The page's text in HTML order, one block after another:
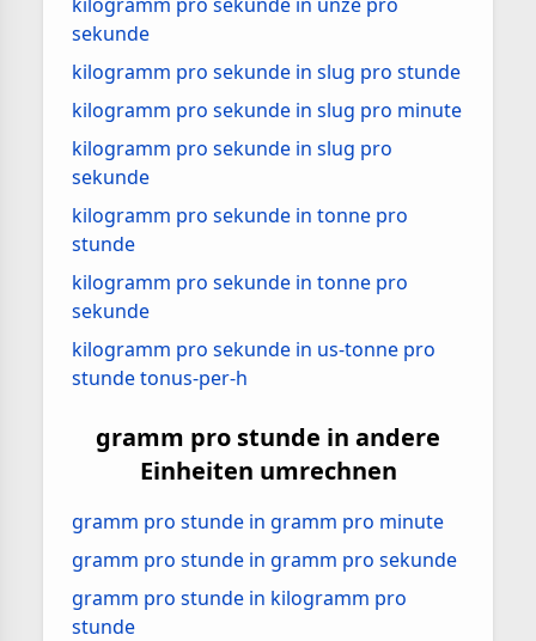
sekunde
kilogramm pro sekunde in slug pro stunde
kilogramm pro sekunde in slug pro minute
kilogramm pro sekunde in slug pro
sekunde
kilogramm pro sekunde in tonne pro
stunde
kilogramm pro sekunde in tonne pro
sekunde
kilogramm pro sekunde in us-tonne pro
stunde tonus-per-h
gramm pro stunde in andere
Einheiten umrechnen
gramm pro stunde in gramm pro minute
gramm pro stunde in gramm pro sekunde
gramm pro stunde in kilogramm pro
stunde